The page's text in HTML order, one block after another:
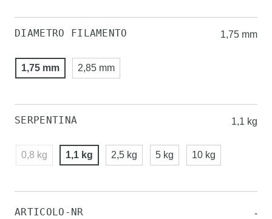
DIAMETRO FILAMENTO 1,75 mm
1,75 mm 2,85 mm
SERPENTINA 1,1 kg
0,8 kg 1,1 kg 2,5 kg 5 kg 10 kg
ARTICOLO-NR -